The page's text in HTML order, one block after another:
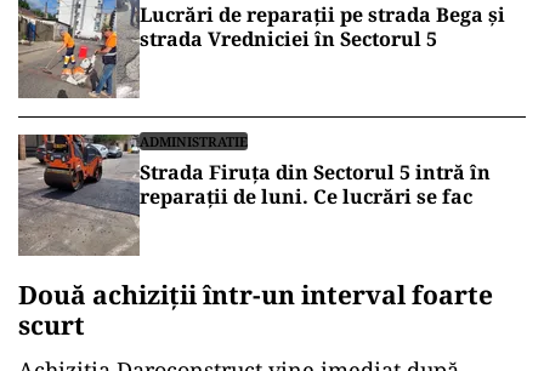
Lucrări de reparații pe strada Bega și
strada Vredniciei în Sectorul 5
ADMINISTRATIE
Strada Firuța din Sectorul 5 intră în
reparații de luni. Ce lucrări se fac
Două achiziții într-un interval foarte
scurt